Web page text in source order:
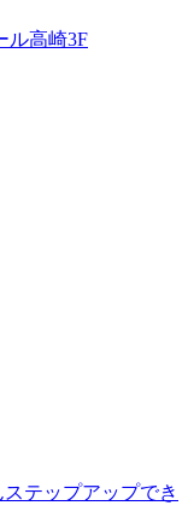
ル高崎3F
テップアップでき